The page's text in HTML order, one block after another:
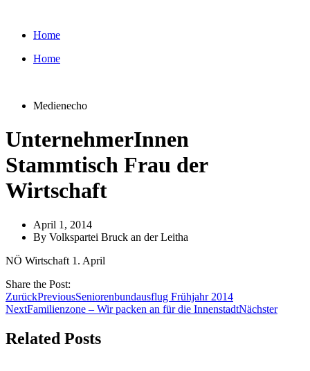
wechselnHome
Home
Medienecho
UnternehmerInnen
Stammtisch Frau der
Wirtschaft
April 1, 2014
By Volkspartei Bruck an der Leitha
NÖ Wirtschaft 1. April
Share the Post:
ZurückPreviousSeniorenbundausflug Frühjahr 2014
NextFamilienzone – Wir packen an für die InnenstadtNächster
Related Posts